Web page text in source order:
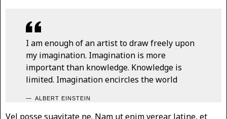
I am enough of an artist to draw freely upon
my imagination. Imagination is more
important than knowledge. Knowledge is
limited. Imagination encircles the world
ALBERT EINSTEIN
Vel posse suavitate ne. Nam ut enim verear latine, et